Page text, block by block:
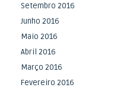
Setembro 2016
Junho 2016
Maio 2016
Abril 2016
Março 2016
Fevereiro 2016